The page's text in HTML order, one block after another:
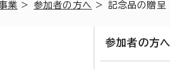
業 > 参加者の方へ > 記念品の贈呈
参加者の方へ